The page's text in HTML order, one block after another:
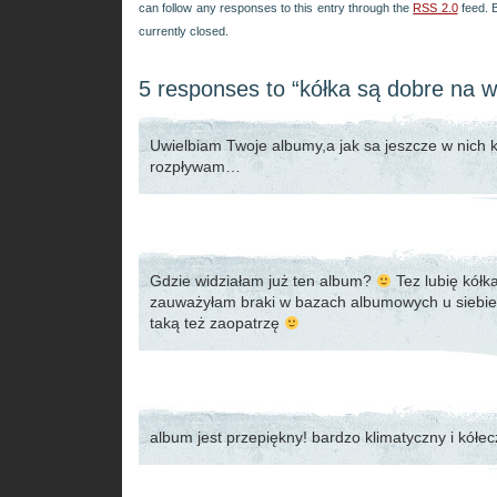
can follow any responses to this entry through the RSS 2.0feed.
currently closed.
5 responses to “kółka są dobre na
Uwielbiam Twoje albumy,a jak sa jeszcze w nich
rozpływam…
Gdzie widziałam już ten album?
Tez lubię
zauważyłam braki w bazach albumowych u
taką też zaopatrzę
album jest przepiękny! bardzo klimatyczny i